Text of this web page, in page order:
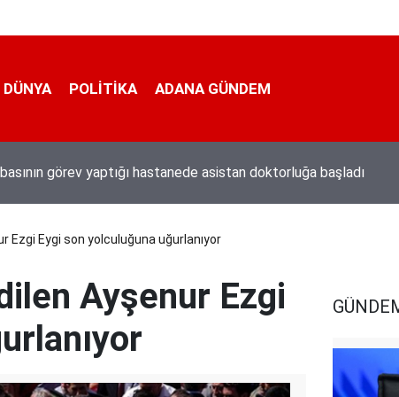
DÜNYA POLİTİKA ADANA GÜNDEM
Muğla’dan böyle kaçmıştı
Ezgi Eygi son yolculuğuna uğurlanıyor
Ayşenur Ezgi